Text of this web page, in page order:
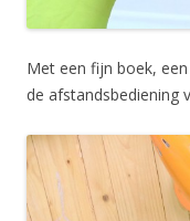
Met een fijn boek,
de afstandsbediening